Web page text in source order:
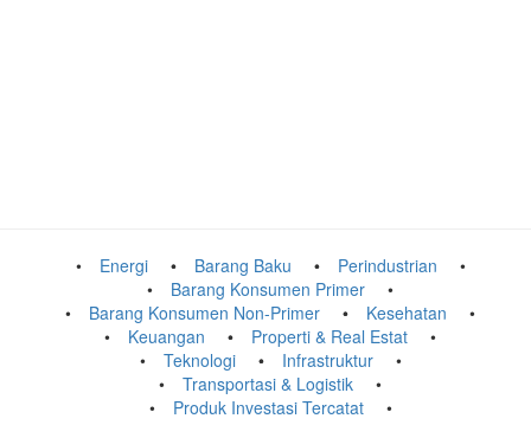
Energi Barang Baku
Perindustrian
Barang Konsumen Primer
Barang Konsumen Non-Primer
Kesehatan
Keuangan
Properti & Real Estat
Teknologi
Infrastruktur
Transportasi & Logistik
Produk Investasi Tercatat